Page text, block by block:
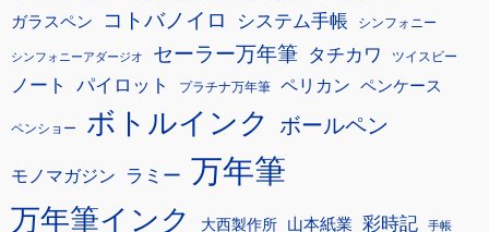
ガラスペン コトバノイロ システム手帳 シンフォニー
シンフォニーアダージオ セーラー万年筆 タチカワ ツイスビー
ノート パイロット プラチナ万年筆 ペリカン ペンケース
ペンショー ボトルインク ボールペン
モノマガジン ラミー 万年筆
万年筆インク 大西製作所 山本紙業 彩時記 手帳